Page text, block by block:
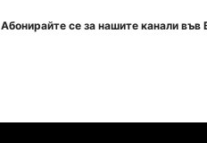
Абонирайте се за нашите канали във